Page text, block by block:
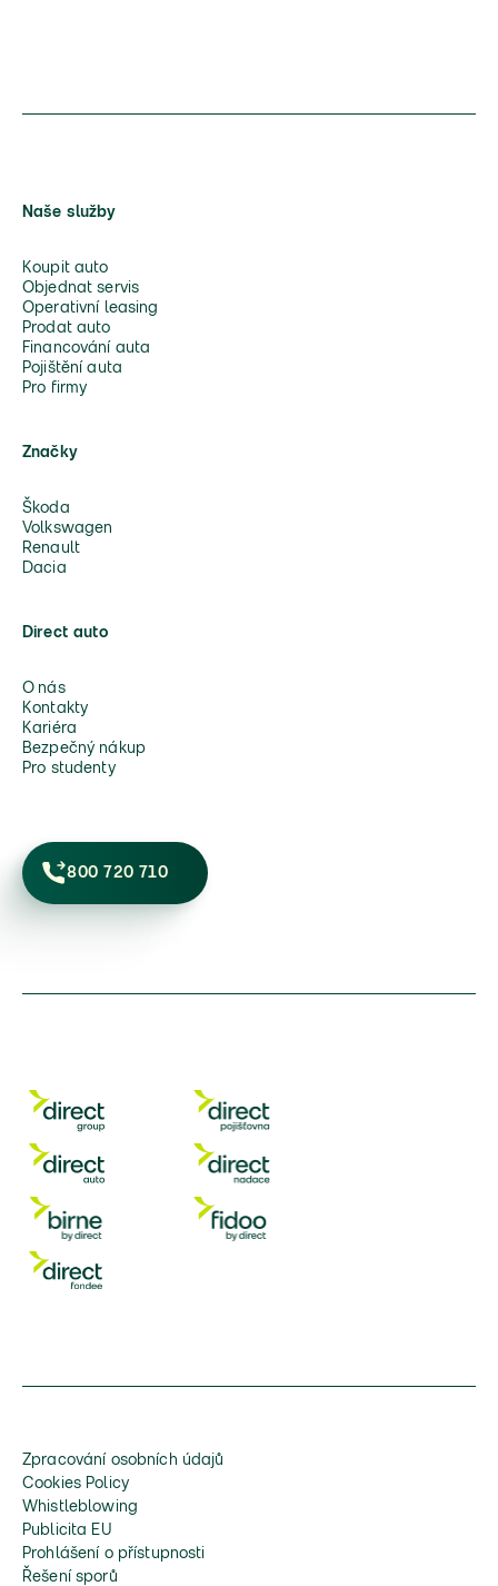
Naše služby
Koupit auto
Objednat servis
Operativní leasing
Prodat auto
Financování auta
Pojištění auta
Pro firmy
Značky
Škoda
Volkswagen
Renault
Dacia
Direct auto
O nás
Kontakty
Kariéra
Bezpečný nákup
Pro studenty
800 720 710
Zpracování osobních údajů
Cookies Policy
Whistleblowing
Publicita EU
Prohlášení o přístupnosti
Řešení sporů